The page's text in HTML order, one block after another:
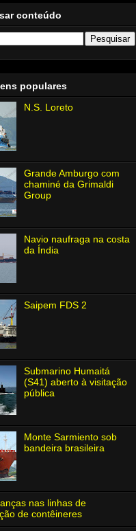
conteúdo
populares
N.S. Loreto
Grande Amburgo com
chaminé da Grimaldi
Group
Navio naufraga na costa
da Índia
Saipem FDS 2
Submarino Humaitá
(S41) aberto à visitação
pública
Monte Sarmiento sob
bandeira brasileira
nas linhas de
de contêineres